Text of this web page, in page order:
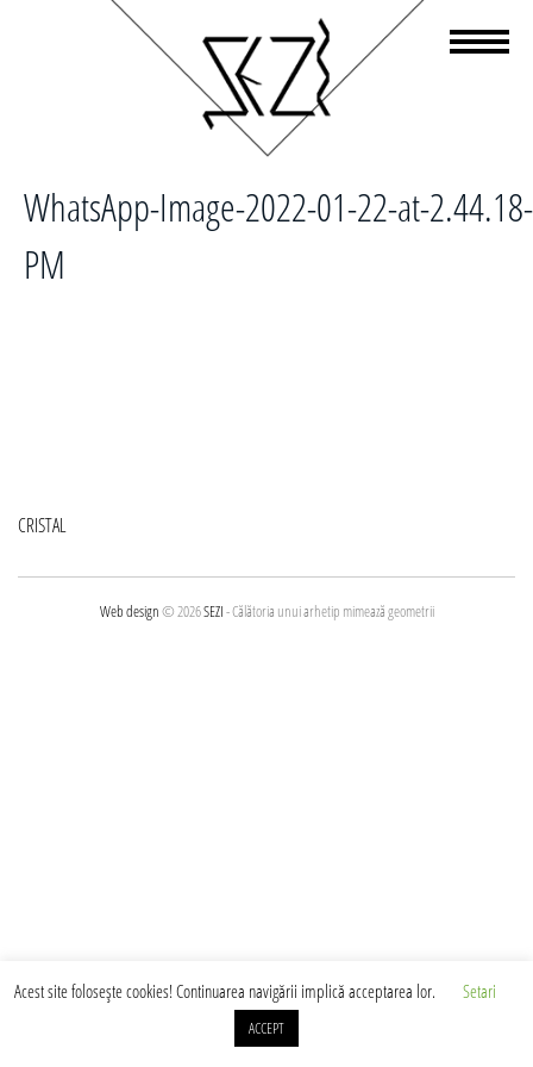
WhatsApp-Image-2022-01-22-at-2.44.18-
PM
Navigare
în
CRISTAL
Web design© 2026SEZI- Călătoria unui arhetip mimează geometrii
Acest site foloseşte cookies! Continuarea navigării implică acceptarea lor. Setari
ACCEPT